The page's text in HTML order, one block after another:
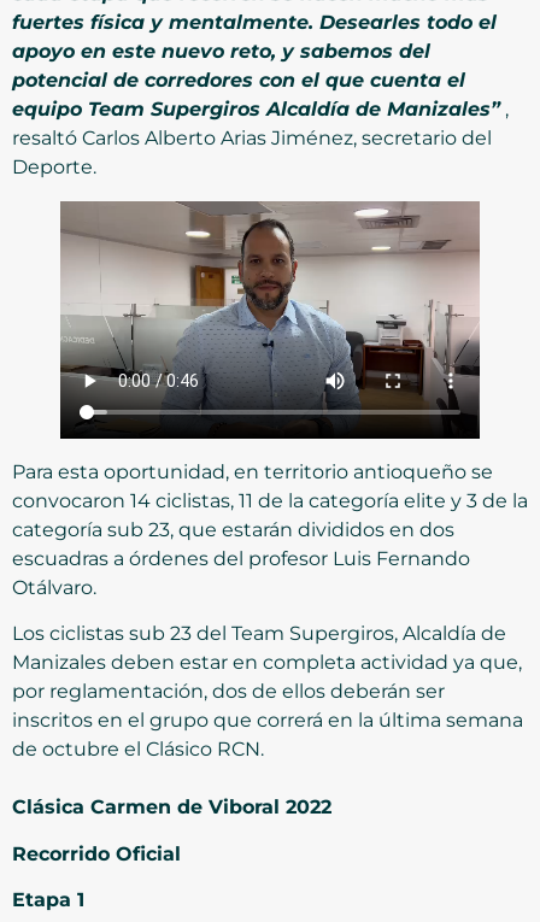
fuertes física y mentalmente. Desearles todo el
apoyo en este nuevo reto, y sabemos del
potencial de corredores con el que cuenta el
equipo Team Supergiros Alcaldía de Manizales”,
resaltó Carlos Alberto Arias Jiménez, secretario del
Deporte.
Para esta oportunidad, en territorio antioqueño se
convocaron 14 ciclistas, 11 de la categoría elite y 3 de la
categoría sub 23, que estarán divididos en dos
escuadras a órdenes del profesor Luis Fernando
Otálvaro.
Los ciclistas sub 23 del Team Supergiros, Alcaldía de
Manizales deben estar en completa actividad ya que,
por reglamentación, dos de ellos deberán ser
inscritos en el grupo que correrá en la última semana
de octubre el Clásico RCN.
Clásica Carmen de Viboral 2022
Recorrido Oficial
Etapa 1